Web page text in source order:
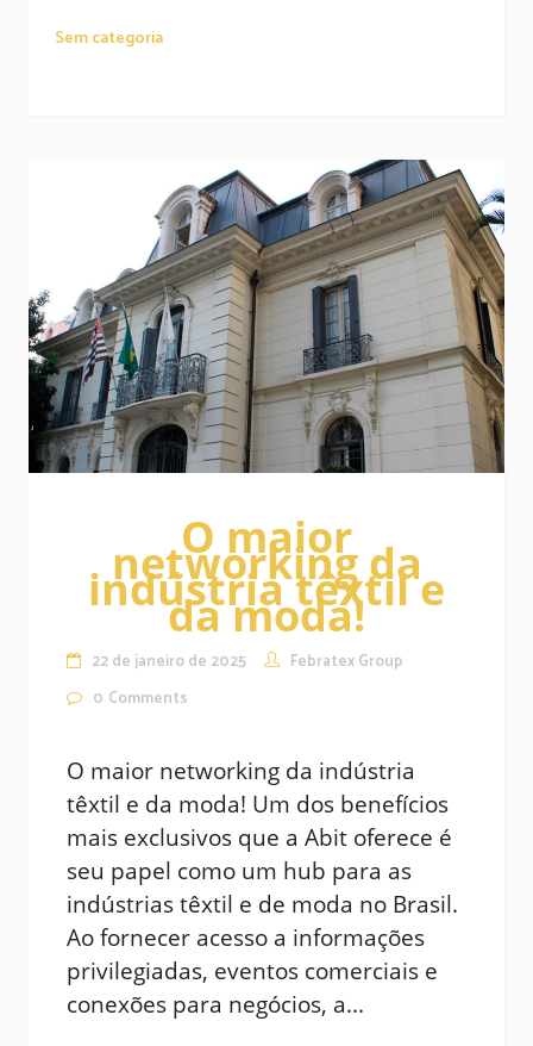
Sem categoria
O maior
networking da
indústria têxtil e
da moda!
22 de janeiro de 2025
Febratex Group
0 Comments
O maior networking da indústria
têxtil e da moda! Um dos benefícios
mais exclusivos que a Abit oferece é
seu papel como um hub para as
indústrias têxtil e de moda no Brasil.
Ao fornecer acesso a informações
privilegiadas, eventos comerciais e
conexões para negócios, a...